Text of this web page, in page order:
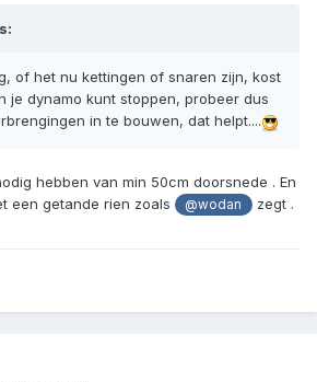
of het nu kettingen of snaren zijn, kost
je dynamo kunt stoppen, probeer dus
in te bouwen, dat helpt....
hebben van min 50cm doorsnede . En
een getande rien zoals
@wodan zegt .